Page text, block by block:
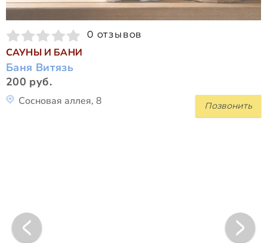
0 отзывов
САУНЫ И БАНИ
Баня Витязь
200 руб.
Позвонить
Сосновая аллея, 8